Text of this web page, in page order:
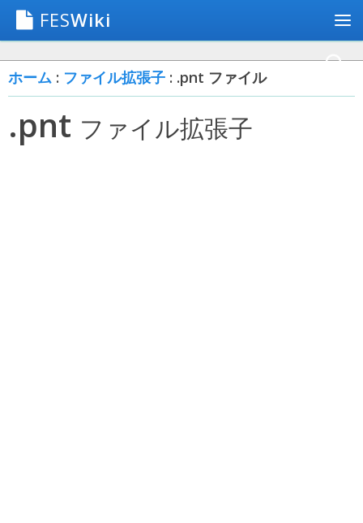
FESWiki
ホーム : ファイル拡張子 : .pnt ファイル
.pnt ファイル拡張子